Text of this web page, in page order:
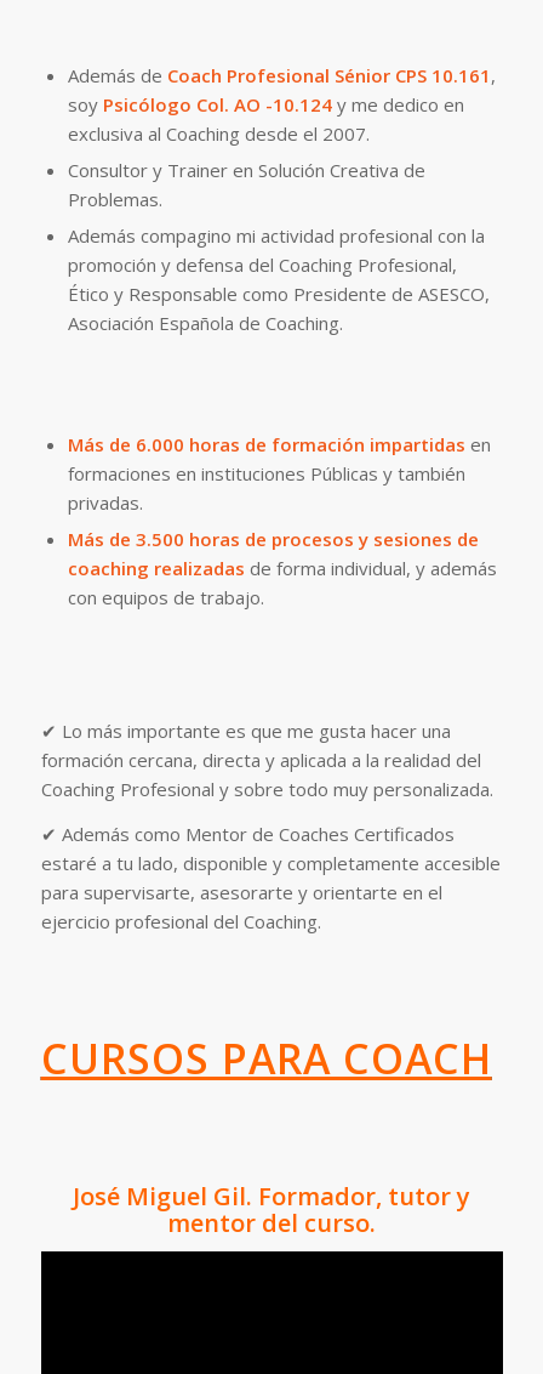
Además de Coach Profesional Sénior CPS 10.161 ,
soy Psicólogo Col. AO -10.124y me dedico en
exclusiva al Coaching desde el 2007.
Consultor y Trainer en Solución Creativa de
Problemas.
Además compagino mi actividad profesional con la
promoción y defensa del Coaching Profesional,
Ético y Responsable como Presidente de ASESCO,
Asociación Española de Coaching.
Más de 6.000 horas de formación impartidas en
formaciones en instituciones Públicas y también
privadas.
Más de 3.500 horas de procesos y sesiones de
coaching realizadas de forma individual, y además
con equipos de trabajo.
✔ Lo más importante es que me gusta hacer una
formación cercana, directa y aplicada a la realidad del
Coaching Profesional y sobre todo muy personalizada.
✔ Además como Mentor de Coaches Certificados
estaré a tu lado, disponible y completamente accesible
para supervisarte, asesorarte y orientarte en el
ejercicio profesional del Coaching.
CURSOS PARA COACH
José Miguel Gil. Formador, tutor y
mentor del curso.